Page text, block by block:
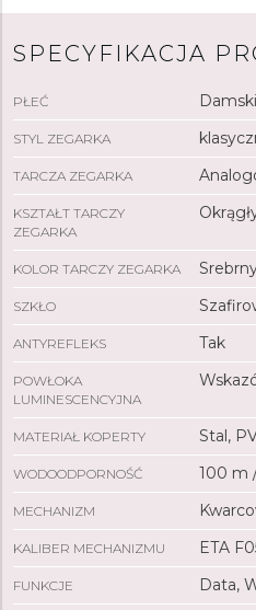
ETA F05.115 z funkcją
poziomie 10 ATM
zegarek
snorkelingu.
SPECYFIKACJA
PŁEĆ
STYL ZEGARKA
TARCZA ZEGARKA
KSZTAŁT TARCZY
ZEGARKA
KOLOR TARCZY ZEGARKA
SZKŁO
ANTYREFLEKS Tak
POWŁOKA
LUMINESCENCYJNA
MATERIAŁ KOPERTY Stal,
WODOODPORNOŚĆ 100 m
MECHANIZM
KALIBER MECHANIZMU ETA
FUNKCJE Data,